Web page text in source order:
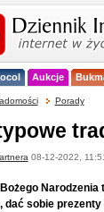
Aukcje
Porady
08-12-2022,
dać sobie